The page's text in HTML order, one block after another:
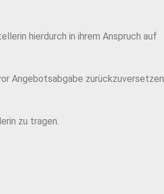
hierdurch in ihrem Anspruch auf
Angebotsabgabe zurückzuversetzen
zu tragen.